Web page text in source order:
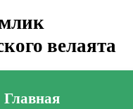
велаята
Главная